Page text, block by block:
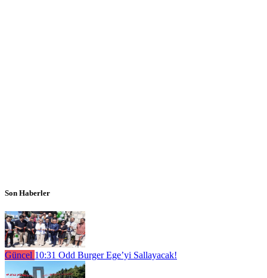
Son Haberler
Güncel 10:31 Odd Burger Ege’yi Sallayacak!